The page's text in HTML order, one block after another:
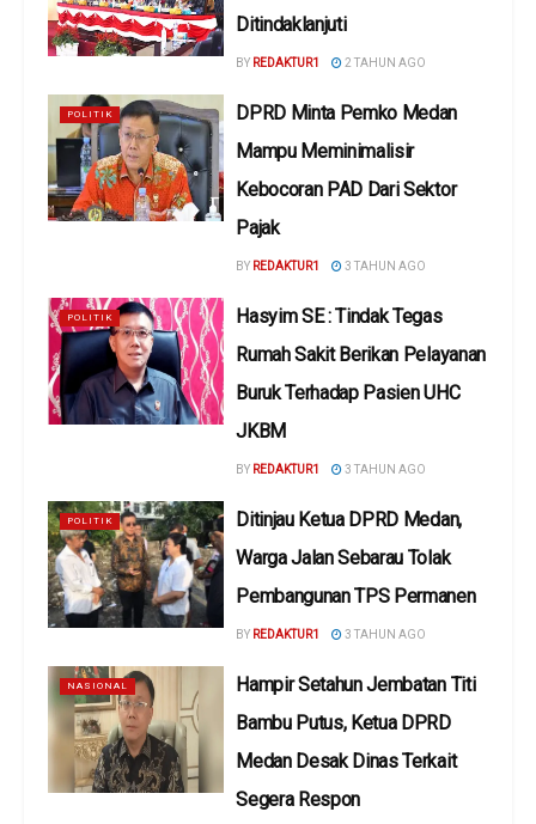
Ditindaklanjuti
BY REDAKTUR1 2 TAHUN AGO
POLITIK
DPRD Minta Pemko Medan
Mampu Meminimalisir
Kebocoran PAD Dari Sektor
Pajak
BY REDAKTUR1 3 TAHUN AGO
POLITIK
Hasyim SE : Tindak Tegas
Rumah Sakit Berikan Pelayanan
Buruk Terhadap Pasien UHC
JKBM
BY REDAKTUR1 3 TAHUN AGO
POLITIK
Ditinjau Ketua DPRD Medan,
Warga Jalan Sebarau Tolak
Pembangunan TPS Permanen
BY REDAKTUR1 3 TAHUN AGO
NASIONAL
Hampir Setahun Jembatan Titi
Bambu Putus, Ketua DPRD
Medan Desak Dinas Terkait
Segera Respon